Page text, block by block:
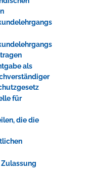
als
für
die die